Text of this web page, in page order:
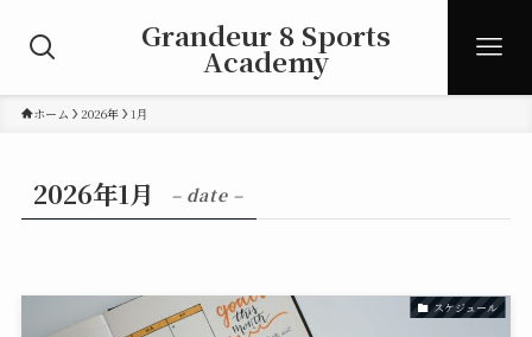
Grandeur 8 Sports
Academy
ホーム 2026年 1月
2026年1月 – date –
スケジュール